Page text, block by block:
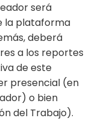
será
la plataforma
deberá
a los reportes
de este
presencial (en
o bien
del Trabajo).